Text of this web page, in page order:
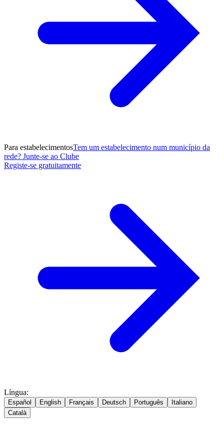
Para estabelecimentosTem um estabelecimento num município da
rede? Junte-se ao Clube
Registe-se gratuitamente
Língua:
Español English Français Deutsch Português
Italiano
Català